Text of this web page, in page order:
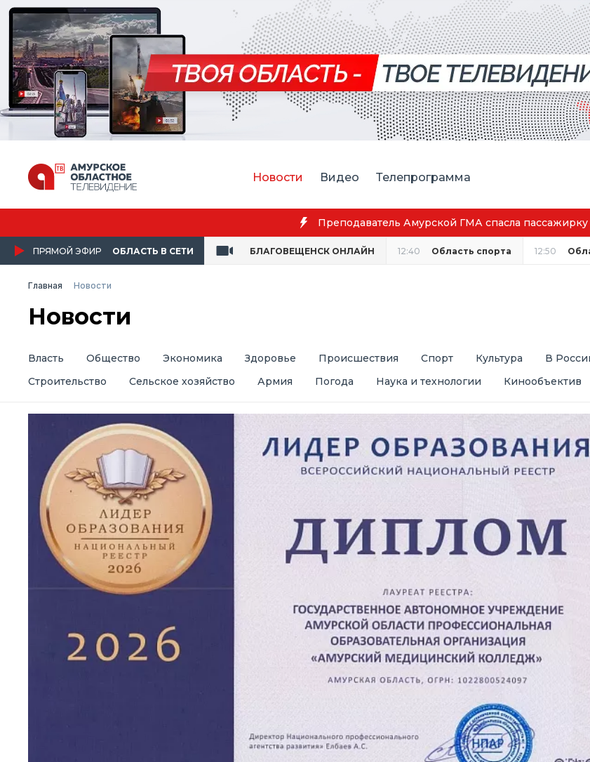
Новости Видео Телепрограмма
Преподаватель Амурской ГМА спасла пассажирку
ПРЯМОЙ ЭФИР ОБЛАСТЬ В СЕТИ БЛАГОВЕЩЕНСК ОНЛАЙН 12:40 Область спорта 12:50
Главная Новости
Новости
Власть Общество Экономика Здоровье Происшествия Спорт Культура В
Строительство
Сельское хозяйство Армия Погода Наука и технологии Кинообъектив